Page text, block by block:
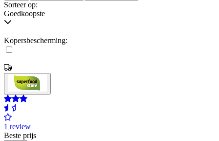
Sorteer op:
Goedkoopste
Kopersbescherming:
1 review
Beste prijs